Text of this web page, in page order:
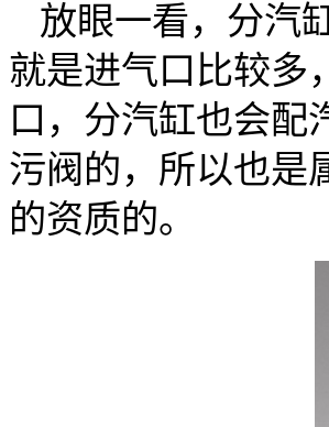
放眼一看，分汽
就是进气口比较多
口，分汽缸也会配
污阀的，所以也是
的资质的。